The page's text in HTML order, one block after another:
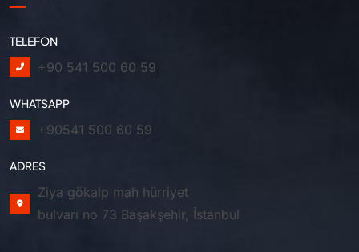
TELEFON
+90 541 500 60 59
WHATSAPP
+90541 500 60 59
ADRES
Ziya gökalp mah hürriyet
bulvarı no 73 Başakşehir, İstanbul